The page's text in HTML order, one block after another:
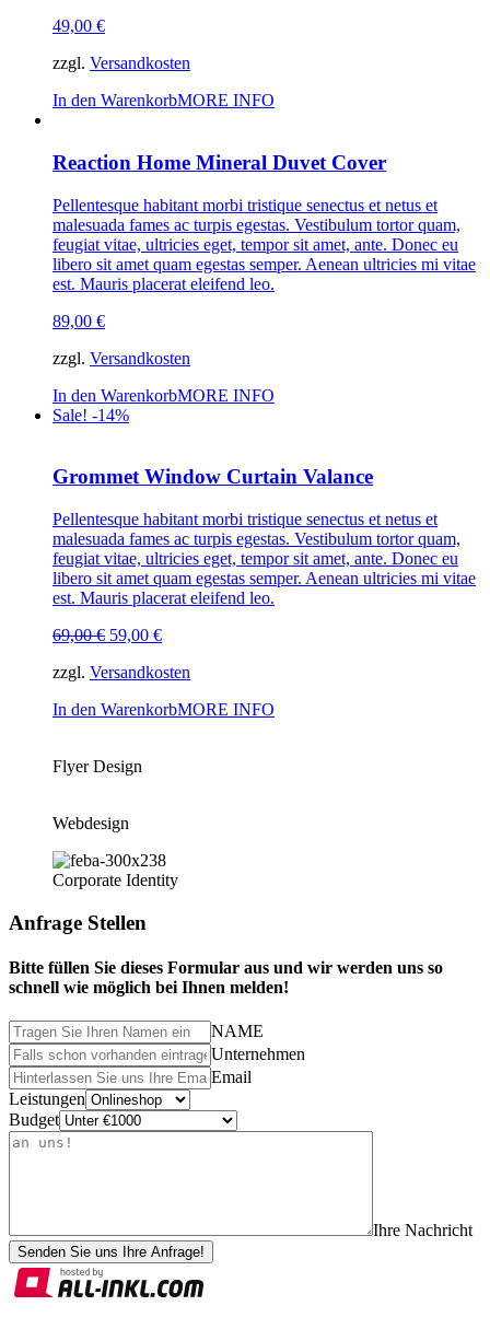
49,00 €
zzgl. Versandkosten
In den WarenkorbMORE INFO
Reaction Home Mineral Duvet Cover
Pellentesque habitant morbi tristique senectus et netus et
malesuada fames ac turpis egestas. Vestibulum tortor quam,
feugiat vitae, ultricies eget, tempor sit amet, ante. Donec eu
libero sit amet quam egestas semper. Aenean ultricies mi vitae
est. Mauris placerat eleifend leo.
89,00 €
zzgl. Versandkosten
In den WarenkorbMORE INFO
Sale! -14%
Grommet Window Curtain Valance
Pellentesque habitant morbi tristique senectus et netus et
malesuada fames ac turpis egestas. Vestibulum tortor quam,
feugiat vitae, ultricies eget, tempor sit amet, ante. Donec eu
libero sit amet quam egestas semper. Aenean ultricies mi vitae
est. Mauris placerat eleifend leo.
69,00€ Ursprünglicher
war:
59,00 €Aktueller
ist:
zzgl. Versandkosten
In den WarenkorbMORE INFO
Flyer Design
Webdesign
Corporate Identity
Anfrage Stellen
Bitte füllen Sie dieses Formular aus und wir werden uns so
schnell wie möglich bei Ihnen melden!
NAME
Unternehmen
Email
Leistungen
Budget
Ihre Nachricht
Senden Sie uns Ihre Anfrage!